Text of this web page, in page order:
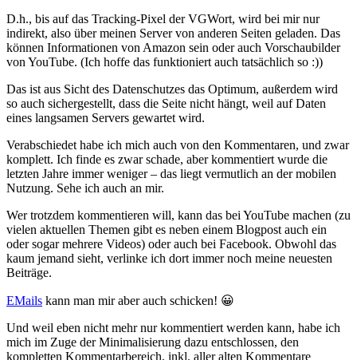
D.h., bis auf das Tracking-Pixel der VGWort, wird bei mir nur
indirekt, also über meinen Server von anderen Seiten geladen. Das
können Informationen von Amazon sein oder auch Vorschaubilder
von YouTube. (Ich hoffe das funktioniert auch tatsächlich so :))
Das ist aus Sicht des Datenschutzes das Optimum, außerdem wird
so auch sichergestellt, dass die Seite nicht hängt, weil auf Daten
eines langsamen Servers gewartet wird.
Verabschiedet habe ich mich auch von den Kommentaren, und zwar
komplett. Ich finde es zwar schade, aber kommentiert wurde die
letzten Jahre immer weniger – das liegt vermutlich an der mobilen
Nutzung. Sehe ich auch an mir.
Wer trotzdem kommentieren will, kann das bei YouTube machen (zu
vielen aktuellen Themen gibt es neben einem Blogpost auch ein
oder sogar mehrere Videos) oder auch bei Facebook. Obwohl das
kaum jemand sieht, verlinke ich dort immer noch meine neuesten
Beiträge.
EMails kann man mir aber auch schicken! 😀
Und weil eben nicht mehr nur kommentiert werden kann, habe ich
mich im Zuge der Minimalisierung dazu entschlossen, den
kompletten Kommentarbereich, inkl. aller alten Kommentare